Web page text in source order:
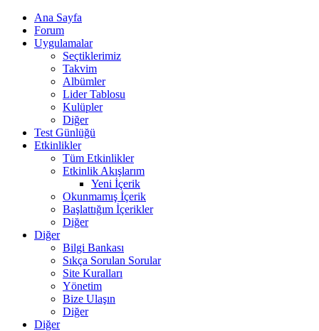
Ana Sayfa
Forum
Uygulamalar
Seçtiklerimiz
Takvim
Albümler
Lider Tablosu
Kulüpler
Diğer
Test Günlüğü
Etkinlikler
Tüm Etkinlikler
Etkinlik Akışlarım
Yeni İçerik
Okunmamış İçerik
Başlattığım İçerikler
Diğer
Diğer
Bilgi Bankası
Sıkça Sorulan Sorular
Site Kuralları
Yönetim
Bize Ulaşın
Diğer
Diğer